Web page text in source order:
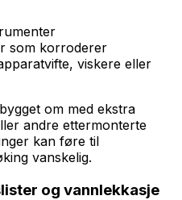
som korroderer
viskere eller
om med ekstra
andre ettermonterte
kan føre til
vanskelig.
og vannlekkasje